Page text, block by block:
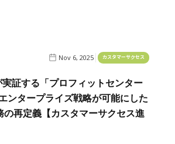
Nov 6, 2025 カスタマーサクセス
証する「プロフィットセンター
ンタープライズ戦略が可能にした
再定義【カスタマーサクセス進